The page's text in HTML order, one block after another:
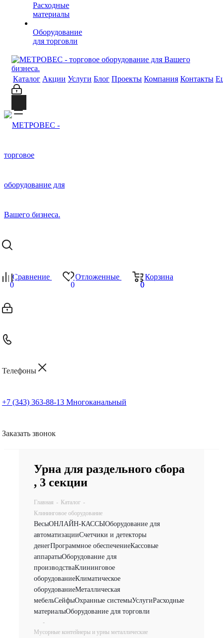
Расходные
материалы
Оборудование
для торговли
Каталог Акции Услуги Блог Проекты Компания Контакты
Сравнение
0
Отложенные
0
Корзина
0
0
Телефоны
+7 (343) 363-88-13 Многоканальный
Заказать звонок
Урна для раздельного сбора
, 3 секции
Главная - Каталог -
Клининговое оборудование
ВесыОНЛАЙН-КАССЫОборудование для
автоматизацииСчетчики и детекторы
денегПрограммное обеспечениеКассовые
аппаратыОборудование для
производстваКлининговое
оборудованиеКлиматическое
оборудованиеМеталлическая
мебельСейфыОхранные системыУслугиРасходные
материалыОборудование для торговли
-
Мусорные контейнеры и урны металлические